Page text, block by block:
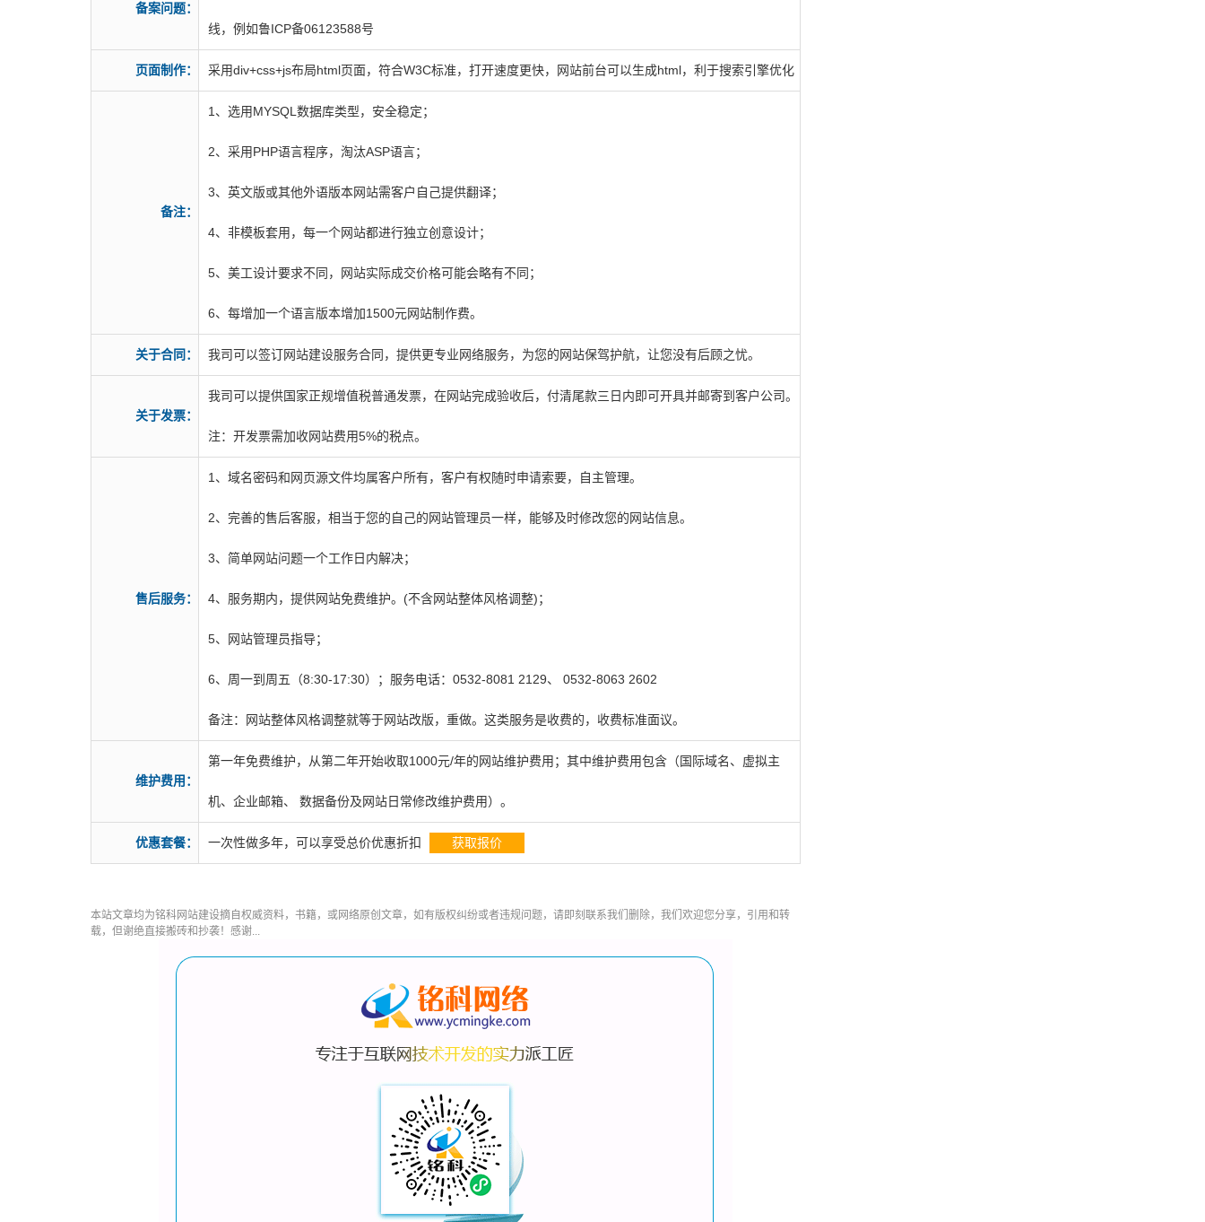
备案问题：
线，例如鲁ICP备06123588号
页面制作： 采用div+css+js布局html页面，符合W3C标准，打开速度更快，网站前台可以生成html，利于搜索引擎优化
备注：
1、选用MYSQL数据库类型，安全稳定；
2、采用PHP语言程序，淘汰ASP语言；
3、英文版或其他外语版本网站需客户自己提供翻译；
4、非模板套用，每一个网站都进行独立创意设计；
5、美工设计要求不同，网站实际成交价格可能会略有不同；
6、每增加一个语言版本增加1500元网站制作费。
关于合同： 我司可以签订网站建设服务合同，提供更专业网络服务，为您的网站保驾护航，让您没有后顾之忧。
关于发票：
我司可以提供国家正规增值税普通发票，在网站完成验收后，付清尾款三日内即可开具并邮寄到客户公司。
注：开发票需加收网站费用5%的税点。
售后服务：
1、域名密码和网页源文件均属客户所有，客户有权随时申请索要，自主管理。
2、完善的售后客服，相当于您的自己的网站管理员一样，能够及时修改您的网站信息。
3、简单网站问题一个工作日内解决；
4、服务期内，提供网站免费维护。(不含网站整体风格调整)；
5、网站管理员指导；
6、周一到周五（8:30-17:30）；服务电话：0532-8081 2129、 0532-8063 2602
备注：网站整体风格调整就等于网站改版，重做。这类服务是收费的，收费标准面议。
维护费用：
第一年免费维护，从第二年开始收取1000元/年的网站维护费用；其中维护费用包含（国际域名、虚拟主
机、企业邮箱、 数据备份及网站日常修改维护费用）。
优惠套餐： 一次性做多年，可以享受总价优惠折扣 获取报价
本站文章均为铭科网站建设摘自权威资料，书籍，或网络原创文章，如有版权纠纷或者违规问题，请即刻联系我们删除，我们欢迎您分享，引用和转
载，但谢绝直接搬砖和抄袭！感谢...